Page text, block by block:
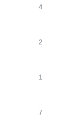
4
2
1
7